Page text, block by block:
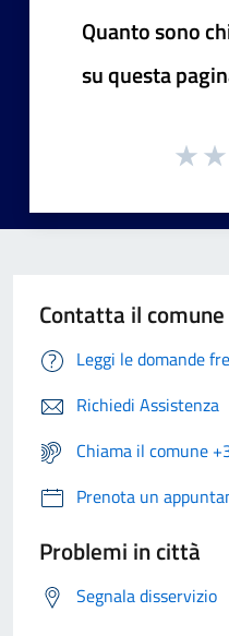
Quanto sono
su questa
Contatta il comune
Leggi le domande
Richiedi Assistenza
Chiama il comune
Prenota un
Problemi in città
Segnala disservizio